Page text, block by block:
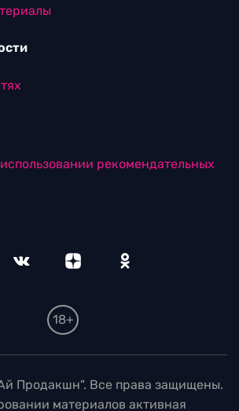
рекомендательных
18+
Продакшн". Все права защищены.
материалов активная